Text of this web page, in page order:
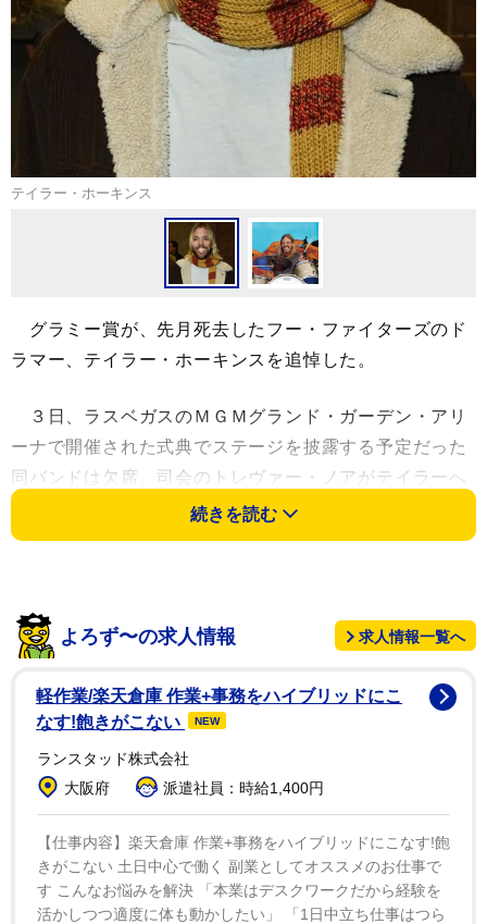
テイラー・ホーキンス
グラミー賞が、先月死去したフー・ファイターズのド
ラマー、テイラー・ホーキンスを追悼した。
３日、ラスベガスのＭＧＭグランド・ガーデン・アリ
ーナで開催された式典でステージを披露する予定だった
同バンドは欠席。司会のトレヴァー・ノアがテイラーへ
向けた追悼の言葉を語った。
ずだったのです」
「しかし彼らの伝説的ドラマー、テイラー・ホーキン
スの悲劇的な死によって彼らはもちろんここにはいませ
「テイラーの家族、友人、フー・ファイターズ・ファ
の言葉を送ります。テイラーを偲ぶ時間を取りたいと思
います」
続きを読む
よろず〜の求人情報 求人情報一覧へ
軽作業/楽天倉庫 作業+事務をハイブリッドにこ
なす!飽きがこない
NEW
ランスタッド株式会社
大阪府
派遣社員：時給1,400円
【仕事内容】楽天倉庫 作業+事務をハイブリッドにこなす!飽
きがこない 土日中心で働く 副業としてオススメのお仕事で
す こんなお悩みを解決 「本業はデスクワークだから経験を
活かしつつ適度に体も動かしたい」 「1日中立ち仕事はつら